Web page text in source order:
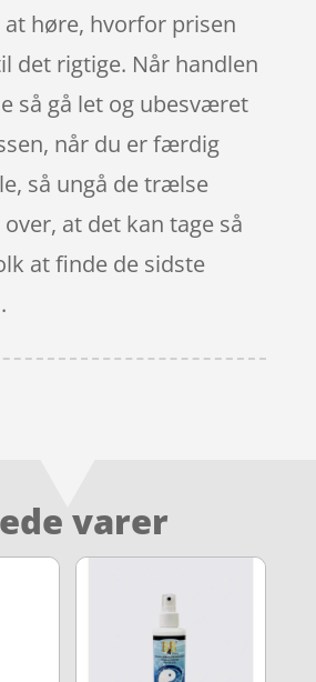
høre, hvorfor prisen
det rigtige. Når handlen
så gå let og ubesværet
når du er færdig
så ungå de trælse
at det kan tage så
at finde de sidste
varer